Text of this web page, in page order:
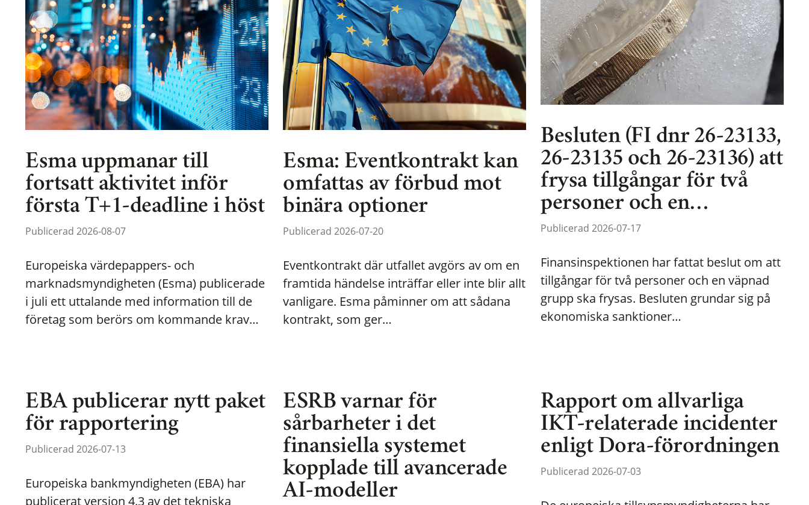
Esma uppmanar till
fortsatt aktivitet inför
första T+1-deadline i höst
Publicerad 2026-08-07
Europeiska värdepappers- och
marknadsmyndigheten (Esma) publicerade
i juli ett uttalande med information till de
företag som berörs om kommande krav…
Esma: Eventkontrakt kan
omfattas av förbud mot
binära optioner
Publicerad 2026-07-20
Eventkontrakt där utfallet avgörs av om en
framtida händelse inträffar eller inte blir allt
vanligare. Esma påminner om att sådana
kontrakt, som ger…
Besluten (FI dnr 26-23133,
26-23135 och 26-23136) att
frysa tillgångar för två
personer och en…
Publicerad 2026-07-17
Finansinspektionen har fattat beslut om att
tillgångar för två personer och en väpnad
grupp ska frysas. Besluten grundar sig på
ekonomiska sanktioner…
EBA publicerar nytt paket
för rapportering
Publicerad 2026-07-13
Europeiska bankmyndigheten (EBA) har
publicerat version 4.3 av det tekniska
ESRB varnar för
sårbarheter i det
finansiella systemet
kopplade till avancerade
AI-modeller
Rapport om allvarliga
IKT-relaterade incidenter
enligt Dora-förordningen
Publicerad 2026-07-03